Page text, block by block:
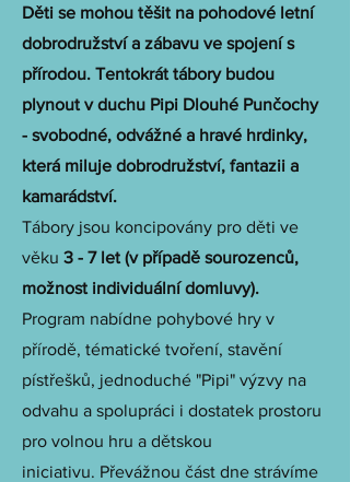
Děti se mohou těšit na pohodové letní
dobrodružství a zábavu ve spojení s
přírodou. Tentokrát tábory budou
plynout v duchu Pipi Dlouhé Punčochy
- svobodné, odvážné a hravé hrdinky,
která miluje dobrodružství, fantazii a
kamarádství.
Tábory jsou koncipovány pro děti ve
věku 3 - 7 let (v případě sourozenců,
možnost individuální domluvy).
Program nabídne pohybové hry v
přírodě, tématické tvoření, stavění
pístřešků, jednoduché "Pipi" výzvy na
odvahu a spolupráci i dostatek prostoru
pro volnou hru a dětskou
iniciativu. Převážnou část dne strávíme